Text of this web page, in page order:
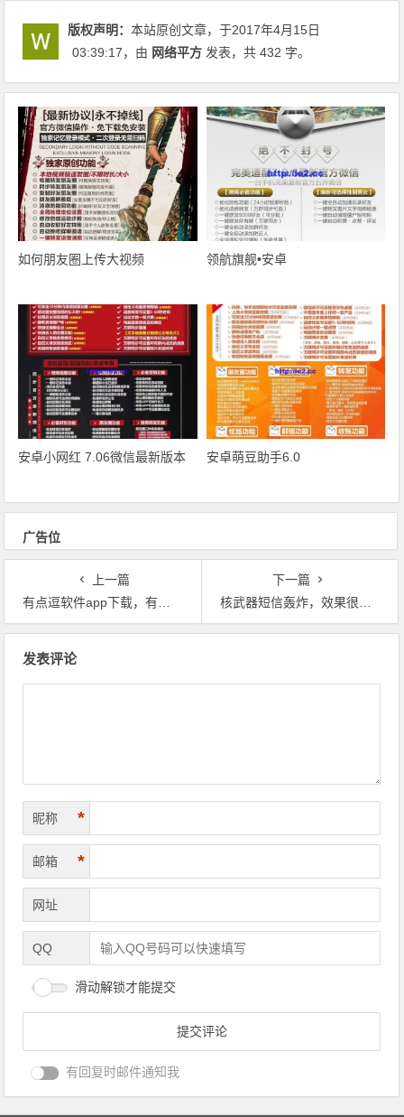
版权声明：本站原创文章，于2017年4月15日
03:39:17，由 网络平方 发表，共 432 字。
如何朋友圈上传大视频 领航旗舰•安卓
安卓小网红 7.06微信最新版本 安卓萌豆助手6.0
广告位
上一篇
有点逗软件app下载，有点逗代理
下一篇
核武器短信轰炸，效果很好！
发表评论
昵称 *
邮箱 *
网址
QQ
滑动解锁才能提交
有回复时邮件通知我